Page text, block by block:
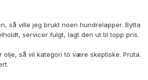
så ville jeg brukt noen hundrelapper. Bytta
servicer fulgt, lagt den ut til topp pris.
olje, så vil kategori to være skeptiske. Pruta.